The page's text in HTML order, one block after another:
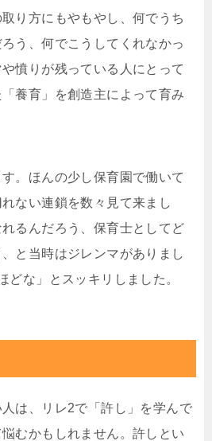
り方にもやもやし、何でうち
う、何でこうしてくれなかっ
憤りが残っている人にとって
養育」を創造主によって育み
。ほんの少し保育園で働いて
ない連鎖を数々見て来まし
るんだろう、保育士としてど
と当時はジレンマがありまし
どな」とスッキリしました。
は、リレ2で「許し」を学んで
むかもしれません。許しとい